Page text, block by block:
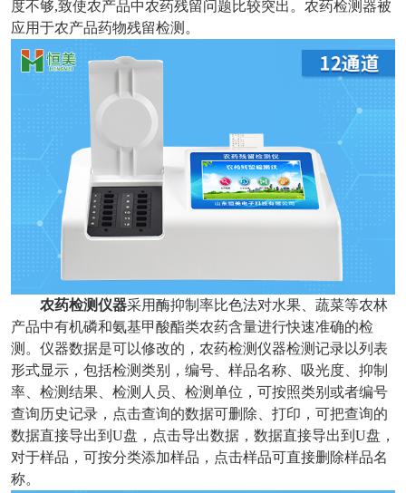
度不够,致使农产品中农药残留问题比较突出。农药检测器被
应用于农产品药物残留检测。
农药检测仪器采用酶抑制率比色法对水果、蔬菜等农林
产品中有机磷和氨基甲酸酯类农药含量进行快速准确的检
测。仪器数据是可以修改的，农药检测仪器检测记录以列表
形式显示，包括检测类别，编号、样品名称、吸光度、抑制
率、检测结果、检测人员、检测单位，可按照类别或者编号
查询历史记录，点击查询的数据可删除、打印，可把查询的
数据直接导出到U盘，点击导出数据，数据直接导出到U盘，
对于样品，可按分类添加样品，点击样品可直接删除样品名
称。